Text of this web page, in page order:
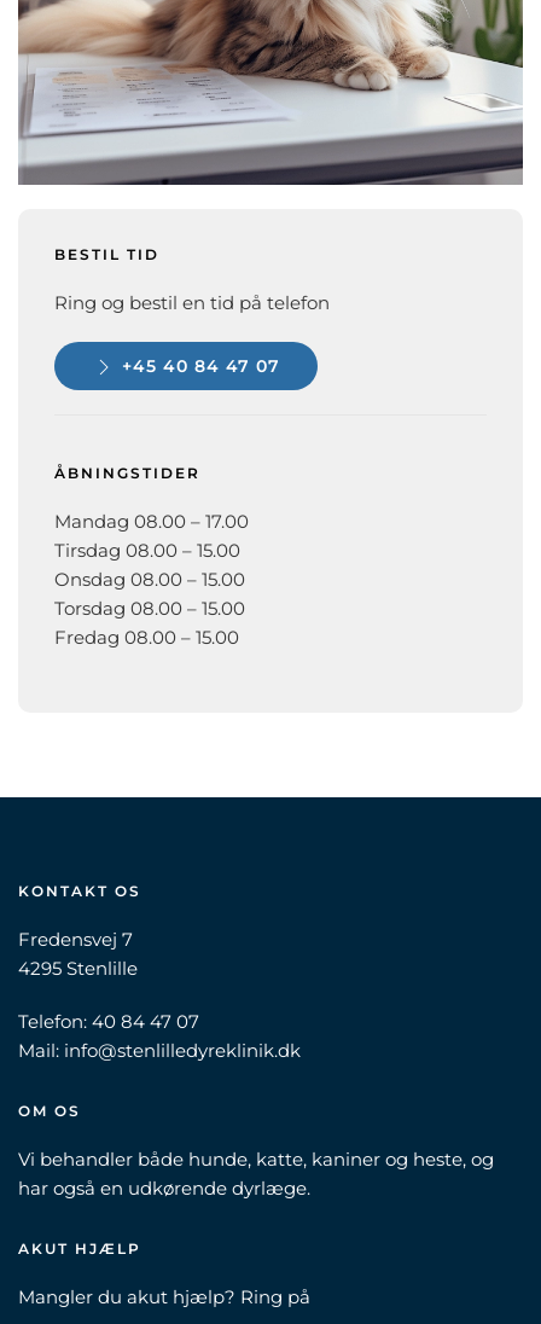
BESTIL TID
Ring og bestil en tid på telefon
+45 40 84 47 07
ÅBNINGSTIDER
Mandag 08.00 – 17.00
Tirsdag 08.00 – 15.00
Onsdag 08.00 – 15.00
Torsdag 08.00 – 15.00
Fredag 08.00 – 15.00
KONTAKT OS
Fredensvej 7
4295 Stenlille
Telefon: 40 84 47 07
Mail: info@stenlilledyreklinik.dk
OM OS
Vi behandler både hunde, katte, kaniner og heste, og
har også en udkørende dyrlæge.
AKUT HJÆLP
Mangler du akut hjælp? Ring på